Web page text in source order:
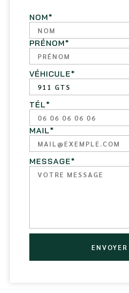
NOM*
PRÉNOM*
VÉHICULE*
TÉL*
MAIL*
MESSAGE*
ENVOYER